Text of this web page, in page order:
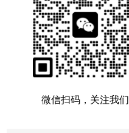
微信扫码，关注我们